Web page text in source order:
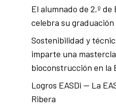
El alumnado de 2.º
celebra su graduación
Sostenibilidad y
imparte una
bioconstrucción en la
Logros EASDi — La
Ribera